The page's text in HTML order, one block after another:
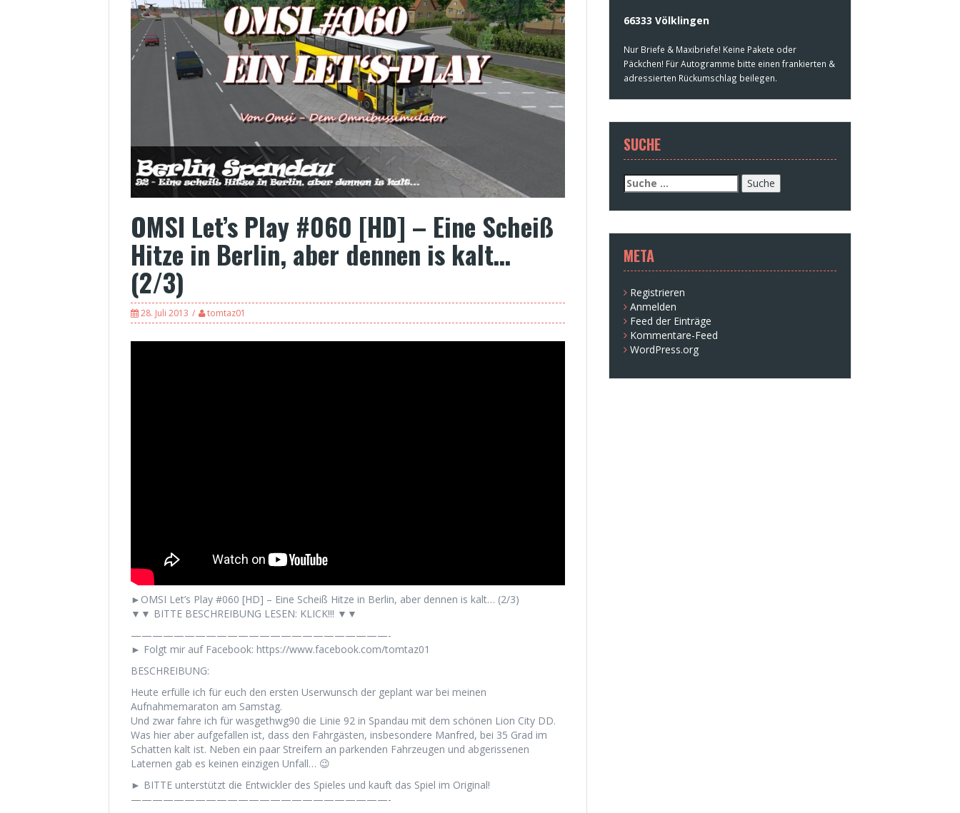
OMSI Let’s Play #060 [HD] – Eine Scheiß
Hitze in Berlin, aber dennen is kalt…
(2/3)
28. Juli 2013 tomtaz01
►OMSI Let’s Play #060 [HD] – Eine Scheiß Hitze in Berlin, aber dennen is kalt… (2/3)
▼▼ BITTE BESCHREIBUNG LESEN: KLICK!!! ▼▼
————————————————————————-
► Folgt mir auf Facebook: https://www.facebook.com/tomtaz01
BESCHREIBUNG:
Heute erfülle ich für euch den ersten Userwunsch der geplant war bei meinen
Aufnahmemaraton am Samstag.
Und zwar fahre ich für wasgethwg90 die Linie 92 in Spandau mit dem schönen Lion City DD.
Was hier aber aufgefallen ist, dass den Fahrgästen, insbesondere Manfred, bei 35 Grad im
Schatten kalt ist. Neben ein paar Streifern an parkenden Fahrzeugen und abgerissenen
Laternen gab es keinen einzigen Unfall… 😉
► BITTE unterstützt die Entwickler des Spieles und kauft das Spiel im Original!
————————————————————————-
66333 Völklingen
Nur Briefe & Maxibriefe! Keine Pakete oder
Päckchen! Für Autogramme bitte einen frankierten &
adressierten Rückumschlag beilegen.
SUCHE
Suche
nach:
META
Registrieren
Anmelden
Feed der Einträge
Kommentare-Feed
WordPress.org